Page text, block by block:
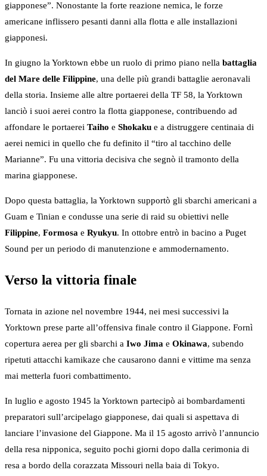
giapponese”. Nonostante la forte reazione nemica, le forze
americane inflissero pesanti danni alla flotta e alle installazioni
giapponesi.
In giugno la Yorktown ebbe un ruolo di primo piano nella battaglia
del Mare delle Filippine, una delle più grandi battaglie aeronavali
della storia. Insieme alle altre portaerei della TF 58, la Yorktown
lanciò i suoi aerei contro la flotta giapponese, contribuendo ad
affondare le portaerei Taiho e Shokaku e a distruggere centinaia di
aerei nemici in quello che fu definito il “tiro al tacchino delle
Marianne”. Fu una vittoria decisiva che segnò il tramonto della
marina giapponese.
Dopo questa battaglia, la Yorktown supportò gli sbarchi americani a
Guam e Tinian e condusse una serie di raid su obiettivi nelle
Filippine, Formosa e Ryukyu. In ottobre entrò in bacino a Puget
Sound per un periodo di manutenzione e ammodernamento.
Verso la vittoria finale
Tornata in azione nel novembre 1944, nei mesi successivi la
Yorktown prese parte all’offensiva finale contro il Giappone. Fornì
copertura aerea per gli sbarchi a Iwo Jima e Okinawa, subendo
ripetuti attacchi kamikaze che causarono danni e vittime ma senza
mai metterla fuori combattimento.
In luglio e agosto 1945 la Yorktown partecipò ai bombardamenti
preparatori sull’arcipelago giapponese, dai quali si aspettava di
lanciare l’invasione del Giappone. Ma il 15 agosto arrivò l’annuncio
della resa nipponica, seguito pochi giorni dopo dalla cerimonia di
resa a bordo della corazzata Missouri nella baia di Tokyo.